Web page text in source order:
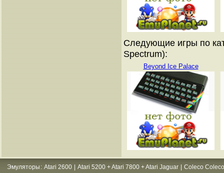
Следующие игры по
Spectrum):
Beyond Ice Palace
Эмуляторы : Atari 2600 Atari 5200 + Atari 7800 + Atari Jaguar
Coleco